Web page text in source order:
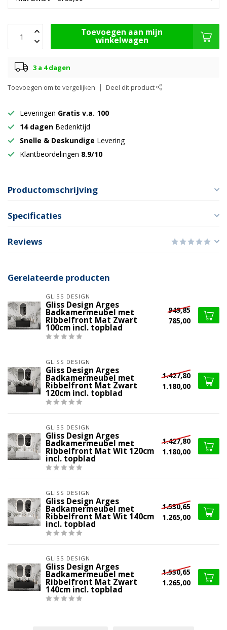
Toevoegen aan mijn
winkelwagen
3 a 4 dagen
Toevoegen om te vergelijken Deel dit product
Leveringen Gratis v.a. 100
14 dagen Bedenktijd
Snelle & Deskundige Levering
Klantbeordelingen 8.9/10
Productomschrijving
Specificaties
Reviews
Gerelateerde producten
GLISS DESIGN
Gliss Design Arges
Badkamermeubel met
Ribbelfront Mat Zwart
100cm incl. topblad
949,85
785,00
GLISS DESIGN
Gliss Design Arges
Badkamermeubel met
Ribbelfront Mat Zwart
120cm incl. topblad
1.427,80
1.180,00
GLISS DESIGN
Gliss Design Arges
Badkamermeubel met
Ribbelfront Mat Wit 120cm
incl. topblad
1.427,80
1.180,00
GLISS DESIGN
Gliss Design Arges
Badkamermeubel met
Ribbelfront Mat Wit 140cm
incl. topblad
1.530,65
1.265,00
GLISS DESIGN
Gliss Design Arges
Badkamermeubel met
Ribbelfront Mat Zwart
140cm incl. topblad
1.530,65
1.265,00